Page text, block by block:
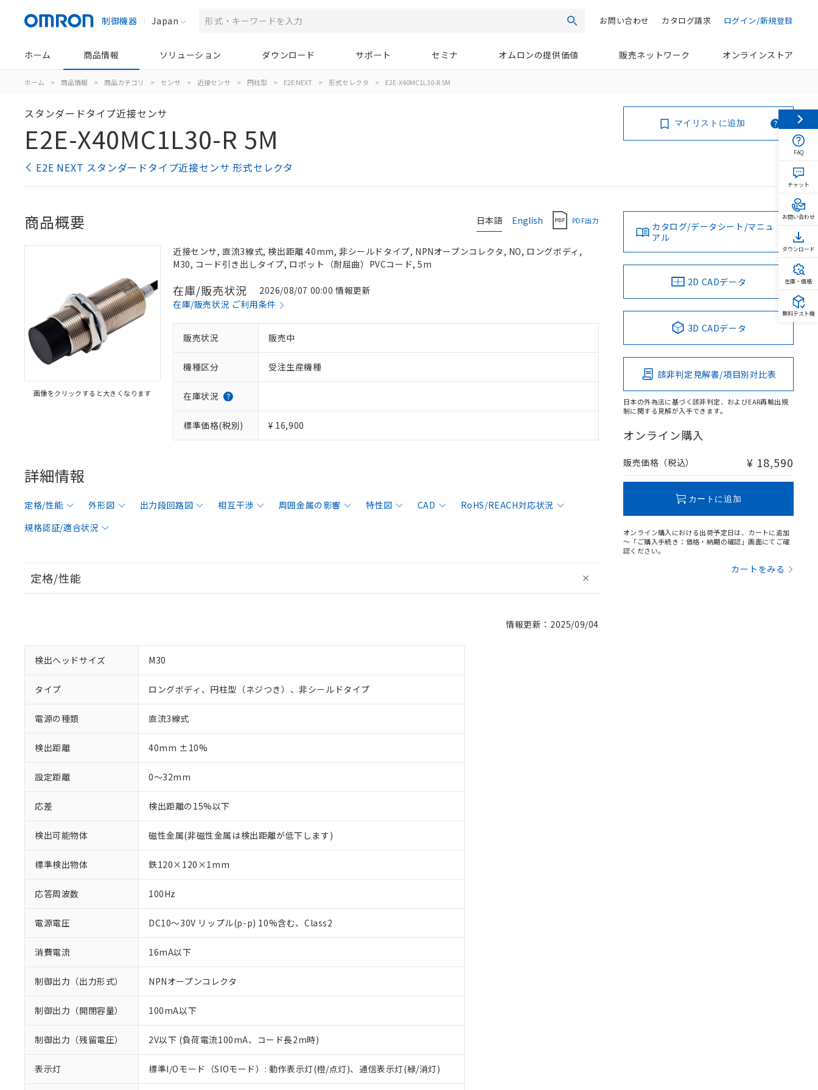
制御機器 Japan 検索 ログイン/新規登録
カタログ請求
お問い合わせ
ホーム 商品情報 ソリューション ダウンロード サポート セミナ オムロンの提供価値 販売ネットワーク オンラインストア
ホーム > 商品情報 > 商品カテゴリ > センサ > 近接センサ > 円柱型 > E2E NEXT > 形式セレクタ > E2E-X40MC1L30-R 5M
スタンダードタイプ近接センサ
E2E-X40MC1L30-R 5M
E2E NEXT スタンダードタイプ近接センサ 形式セレクタ
マイリストに追加
日本語 English PDF出力
商品概要
画像をクリックすると大きくなります
近接センサ, 直流3線式, 検出距離 40mm, 非シールドタイプ, NPNオープンコレクタ, NO, ロングボディ,
M30, コード引き出しタイプ, ロボット（耐屈曲）PVCコード, 5m
在庫/販売状況
2026/08/07 00:00 情報更新
在庫/販売状況 ご利用条件
販売状況 販売中
機種区分 受注生産機種
在庫状況
標準価格(税別) ¥ 16,900
詳細情報
定格/性能 外形図 出力段回路図 相互干渉 周囲金属の影響 特性図 CAD
RoHS/REACH対応状況
規格認証/適合状況
定格/性能
情報更新：2025/09/04
検出ヘッドサイズ M30
タイプ ロングボディ、円柱型（ネジつき）、非シールドタイプ
電源の種類 直流3線式
検出距離 40mm ±10%
設定距離 0～32mm
応差 検出距離の15%以下
検出可能物体 磁性金属(非磁性金属は検出距離が低下します)
標準検出物体 鉄120×120×1mm
応答周波数 100Hz
電源電圧 DC10～30V リップル(p-p) 10%含む、Class2
消費電流 16mA以下
制御出力（出力形式） NPNオープンコレクタ
制御出力（開閉容量） 100mA以下
制御出力（残留電圧） 2V以下 (負荷電流100mA、コード長2m時)
表示灯 標準I/Oモード（SIOモード）: 動作表示灯(橙/点灯)、通信表示灯(緑/消灯)
カタログ/データシート/マニュ
アル
2D CADデータ
3D CADデータ
該非判定見解書/項目別対比表
日本の外為法に基づく該非判定、およびEAR再輸出規
制に関する見解が入手できます。
オンライン購入
販売価格（税込） ¥ 18,590
カートに追加
オンライン購入における出荷予定日は、カートに追加
～「ご購入手続き：価格・納期の確認」画面にてご確
認ください。
カートをみる
※1 対応状況
対応予定：EU RoHS指令（10物質）の非含有に対応した製品に切り替える予定のある商品です。
対応予定なし：EU RoHS指令（10物質）の非含有に非対応の商品で、対応品を出す予定はありません。
FAQ
チャット
お問い合わせ
ダウンロード
在庫・価格
無料テスト機